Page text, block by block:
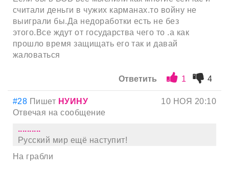
считали деньги в чужих карманах.то войну не
выиграли бы.Да недоработки есть не без
этого.Все ждут от государства чего то .а как
прошло время защищать его так и давай
жаловаться
Ответить 1 4
#28 Пишет НУИНУ
10 НОЯ 20:10
Отвечая на сообщение
..........
Русский мир ещё наступит!
На грабли